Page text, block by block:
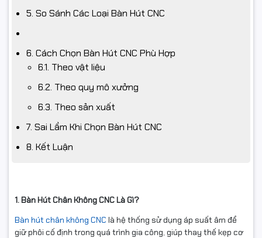
5. So Sánh Các Loại Bàn Hút CNC
6. Cách Chọn Bàn Hút CNC Phù Hợp
6.1. Theo vật liệu
6.2. Theo quy mô xưởng
6.3. Theo sản xuất
7. Sai Lầm Khi Chọn Bàn Hút CNC
8. Kết Luận
1. Bàn Hút Chân Không CNC Là Gì?
Bàn hút chân không CNC là hệ thống sử dụng áp suất âm để
giữ phôi cố định trong quá trình gia công, giúp thay thế kẹp cơ